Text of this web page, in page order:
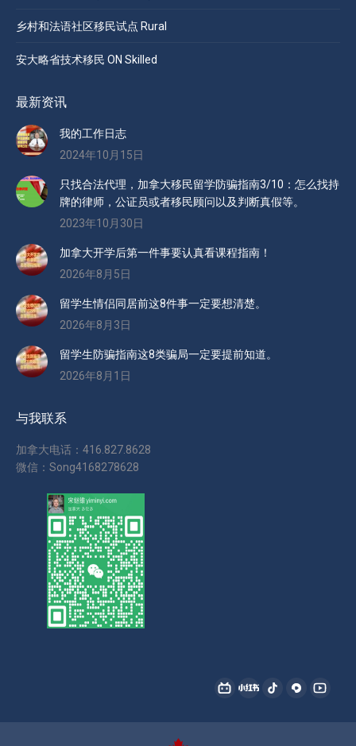
乡村和法语社区移民试点 Rural
安大略省技术移民 ON Skilled
最新资讯
我的工作日志
2024年10月15日
只找合法代理，加拿大移民留学防骗指南3/10：怎么找持
牌的律师，公证员或者移民顾问以及判断真假等。
2023年10月30日
加拿大开学后第一件事要认真看课程指南！
2026年8月5日
留学生情侣同居前这8件事一定要想清楚。
2026年8月3日
留学生防骗指南这8类骗局一定要提前知道。
2026年8月1日
与我联系
加拿大电话：416.827.8628
微信：Song4168278628
找到我们：
哔
抖